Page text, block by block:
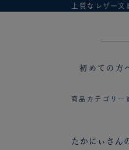
上質なレザー
初めての方
商品カテゴリ一
たかにぃさん